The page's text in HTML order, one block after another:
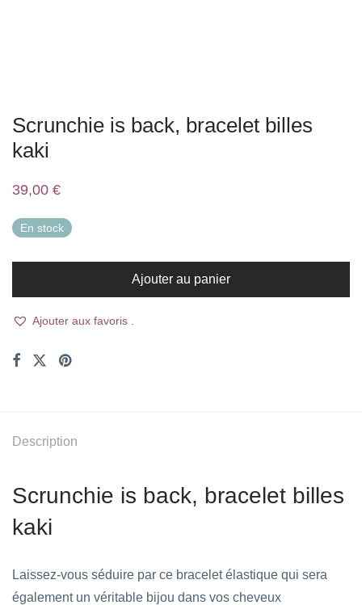
Scrunchie is back, bracelet billes
kaki
39,00 €
En stock
Ajouter au panier
Ajouter aux favoris .
Description
Scrunchie is back, bracelet billes
kaki
Laissez-vous séduire par ce bracelet élastique qui sera
également un véritable bijou dans vos cheveux